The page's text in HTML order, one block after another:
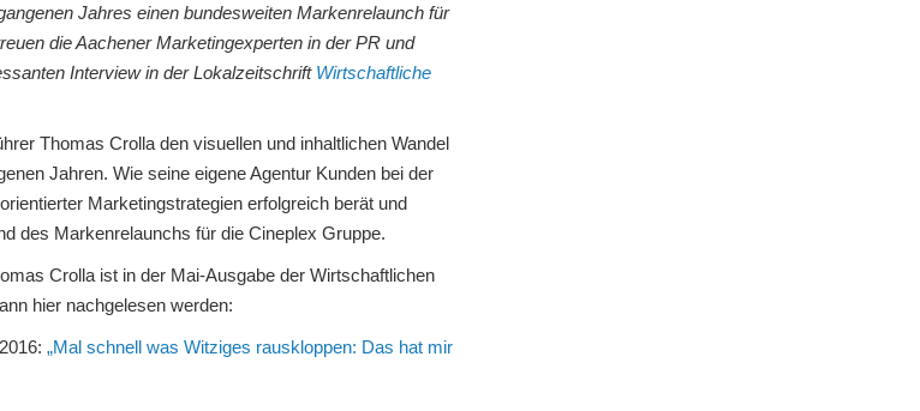
Jahres einen bundesweiten Markenrelaunch für
die Aachener Marketingexperten in der PR und
Interview in der Lokalzeitschrift Wirtschaftliche
Thomas Crolla den visuellen und inhaltlichen Wandel
Jahren. Wie seine eigene Agentur Kunden bei der
Marketingstrategien erfolgreich berät und
des Markenrelaunchs für die Cineplex Gruppe.
Crolla ist in der Mai-Ausgabe der Wirtschaftlichen
hier nachgelesen werden:
„Mal schnell was Witziges rauskloppen: Das hat mir